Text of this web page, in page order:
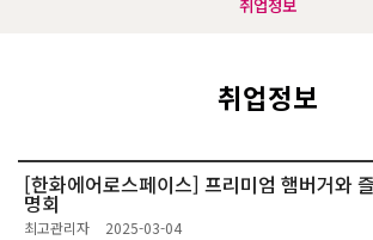
취업정보
취업정보
[한화에어로스페이스] 프리미엄 햄버거와
명회
최고관리자 2025-03-04